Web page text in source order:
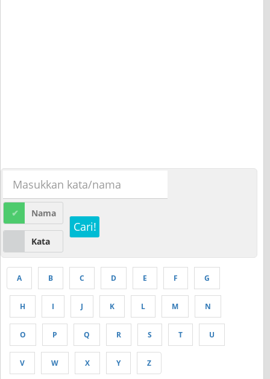
Nama
Kata
Cari!
A B C D E F G
H I J K L M N
O P Q R S T U
V W X Y Z